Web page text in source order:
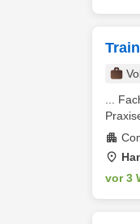
...
vor 3